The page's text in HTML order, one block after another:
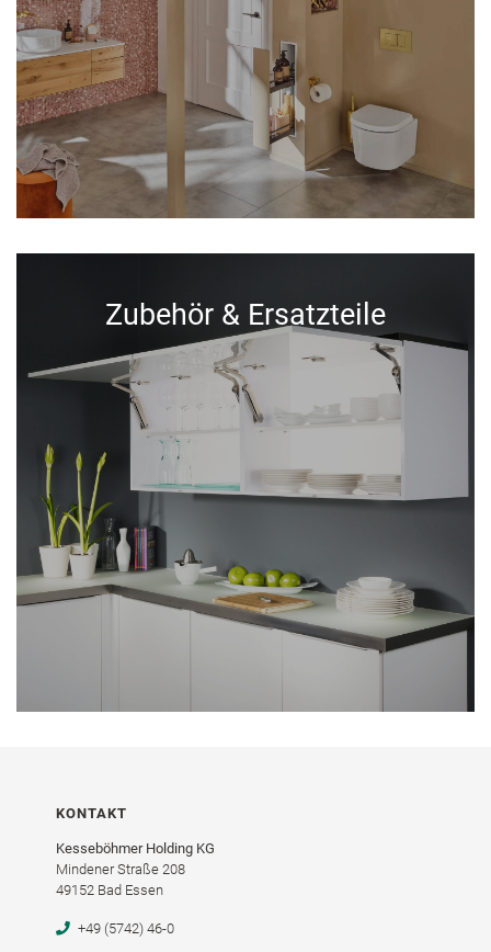
Zubehör & Ersatzteile
KONTAKT
Kesseböhmer Holding KG
Mindener Straße 208
49152 Bad Essen
+49 (5742) 46-0